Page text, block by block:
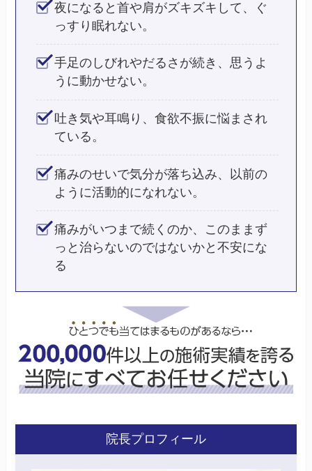
夜になると首や肩がズキズキして、ぐ
っすり眠れない。
手足のしびれやだるさが続き、思うよ
うに動かせない。
吐き気や耳鳴り、食欲不振に悩まされ
ている。
痛みのせいで気分が落ち込み、以前の
ように活動的になれない。
痛みがいつまで続くのか、このままず
っと治らないのではないかと不安にな
る
院長プロフィール